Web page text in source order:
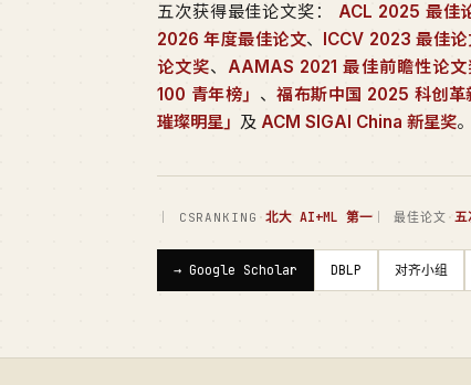
五次获得最佳论文奖： ACL 2025 最佳
2026 年度最佳论文、 ICCV 2023 最佳论
论文奖、 AAMAS 2021 最佳前瞻性论文
100 青年榜」 、福布斯中国 2025 科创革
璀璨明星」 及 ACM SIGAI China 新星奖。
｜ CSRANKING · 北大 AI+ML 第一｜ 最佳论文 · 五
→ Google Scholar DBLP 对齐小组